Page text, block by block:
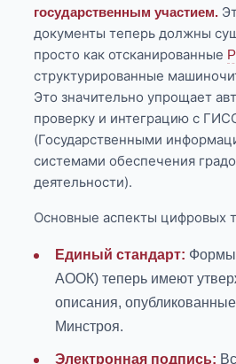
государственным участием.
документы теперь должны
просто как отсканированные
структурированные
Это значительно упрощает
проверку и интеграцию с
(Государственными
системами обеспечения
деятельности).
Основные аспекты цифровых
Единый стандарт: Формы
АООК) теперь имеют
описания,
Минстроя.
Электронная подпись: